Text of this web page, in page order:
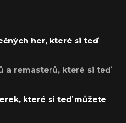
her, které si teď
a remasterů, které si teď
které si teď můžete